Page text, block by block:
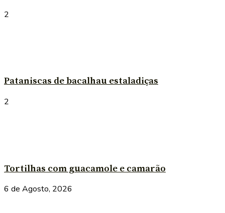
2
Pataniscas de bacalhau estaladiças
2
Tortilhas com guacamole e camarão
6 de Agosto, 2026